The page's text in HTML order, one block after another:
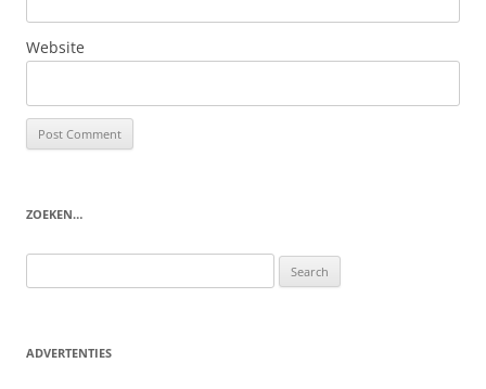
Website
ZOEKEN…
for:
ADVERTENTIES